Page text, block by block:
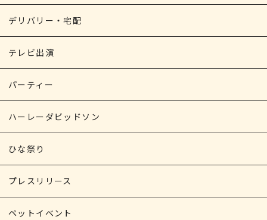
デリバリー・宅配
テレビ出演
パーティー
ハーレーダビッドソン
ひな祭り
プレスリリース
ペットイベント